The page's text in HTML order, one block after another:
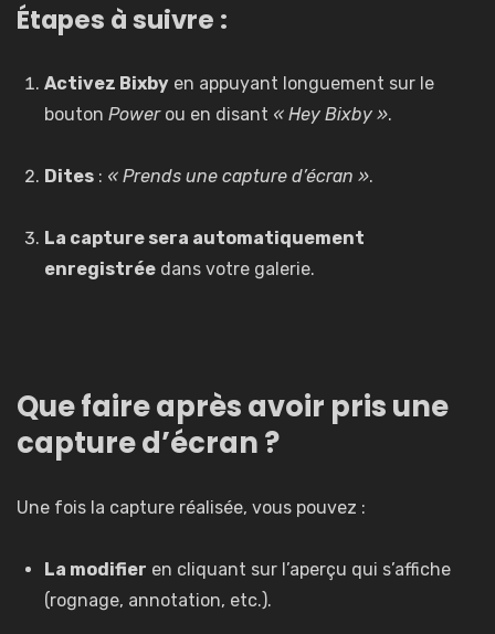
Étapes à suivre :
Activez Bixby en appuyant longuement sur le
boutonPowerou en disant « Hey Bixby ».
Dites : « Prends une capture d’écran ».
La capture sera automatiquement
enregistrée dans votre galerie.
Que faire après avoir pris une
capture d’écran ?
Une fois la capture réalisée, vous pouvez :
La modifier en cliquant sur l’aperçu qui s’affiche
(rognage, annotation, etc.).